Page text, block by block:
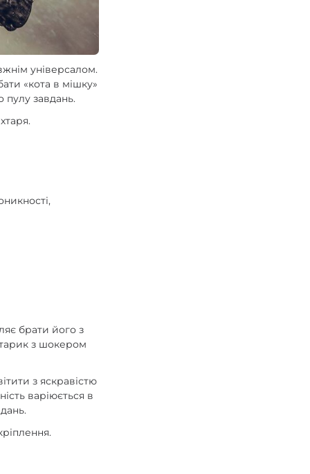
універсалом.
«кота в мішку»
пулу завдань.
брати його з
з шокером
з яскравістю
варіюється в